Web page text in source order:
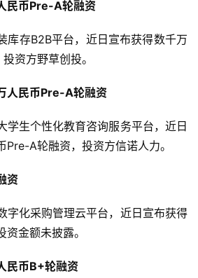
民币Pre-A轮融资
库存B2B平台，近日宣布获得数千万
资方野草创投。
人民币Pre-A轮融资
学生个性化教育咨询服务平台，近日
Pre-A轮融资，投资方信诺人力。
资
字化采购管理云平台，近日宣布获得
金额未披露。
民币B+轮融资